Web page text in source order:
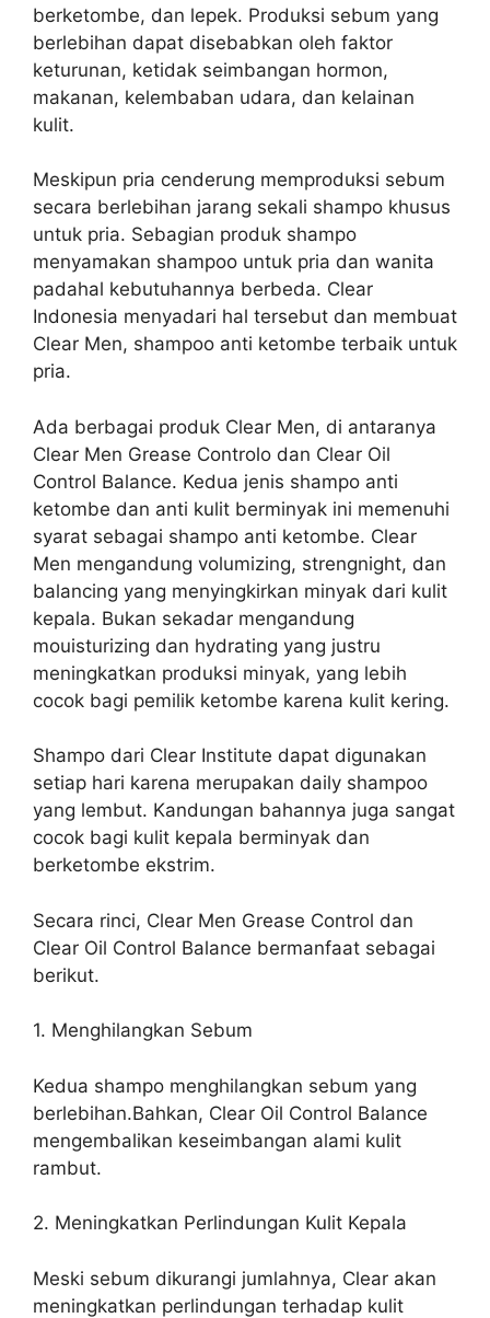
berketombe, dan lepek. Produksi sebum yang
berlebihan dapat disebabkan oleh faktor
keturunan, ketidak seimbangan hormon,
makanan, kelembaban udara, dan kelainan
kulit.
Meskipun pria cenderung memproduksi sebum
secara berlebihan jarang sekali shampo khusus
untuk pria. Sebagian produk shampo
menyamakan shampoo untuk pria dan wanita
padahal kebutuhannya berbeda. Clear
Indonesia menyadari hal tersebut dan membuat
Clear Men, shampoo anti ketombe terbaik untuk
pria.
Ada berbagai produk Clear Men, di antaranya
Clear Men Grease Controlo dan Clear Oil
Control Balance. Kedua jenis shampo anti
ketombe dan anti kulit berminyak ini memenuhi
syarat sebagai shampo anti ketombe. Clear
Men mengandung volumizing, strengnight, dan
balancing yang menyingkirkan minyak dari kulit
kepala. Bukan sekadar mengandung
mouisturizing dan hydrating yang justru
meningkatkan produksi minyak, yang lebih
cocok bagi pemilik ketombe karena kulit kering.
Shampo dari Clear Institute dapat digunakan
setiap hari karena merupakan daily shampoo
yang lembut. Kandungan bahannya juga sangat
cocok bagi kulit kepala berminyak dan
berketombe ekstrim.
Secara rinci, Clear Men Grease Control dan
Clear Oil Control Balance bermanfaat sebagai
berikut.
1. Menghilangkan Sebum
Kedua shampo menghilangkan sebum yang
berlebihan.Bahkan, Clear Oil Control Balance
mengembalikan keseimbangan alami kulit
rambut.
2. Meningkatkan Perlindungan Kulit Kepala
Meski sebum dikurangi jumlahnya, Clear akan
meningkatkan perlindungan terhadap kulit